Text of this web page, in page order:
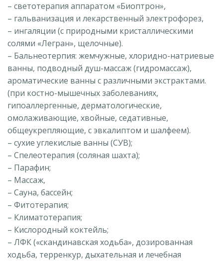
– светотерапия аппаратом «Биоптрон»,
– гальванизация и лекарственный электрофорез,
– ингаляции (с природными кристаллическими
солями «Легран», щелочные).
– Бальнеотерпия: жемчужные, хлоридно-натриевые
ванны, подводный душ-массаж (гидромассаж),
ароматические ванны с различными экстрактами.
(при костно-мышечных заболеваниях,
гипоаллергенные, дерматологические,
омолаживающие, хвойные, седативные,
общеукрепляющие, с эвкалиптом и шалфеем).
– сухие углекислые ванны (СУВ);
– Спелеотерапия (соляная шахта);
– Парафин;
– Массаж,
– Сауна, бассейн;
– Фитотерапия;
– Климатотерапия;
– Кислородный коктейль;
– ЛФК («скандинавская ходьба», дозированная
ходьба, терренкур, дыхательная и лечебная